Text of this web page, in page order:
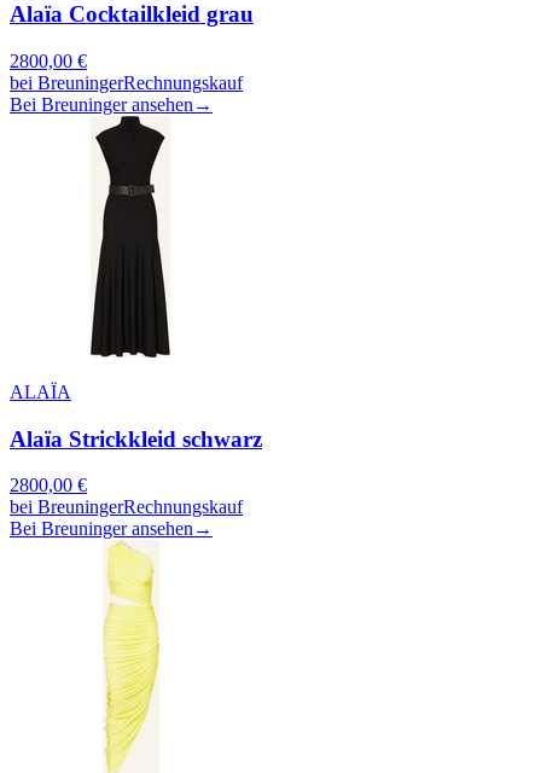
Alaïa Cocktailkleid grau
2800,00 €
bei BreuningerRechnungskauf
Bei Breuninger ansehen →
ALAÏA
Alaïa Strickkleid schwarz
2800,00 €
bei BreuningerRechnungskauf
Bei Breuninger ansehen →